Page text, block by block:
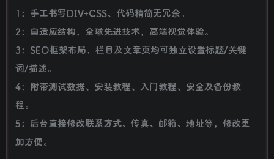
1：手工书写DIV+CSS、代码精简无冗余。
2：自适应结构，全球先进技术，高端视觉体验。
3：SEO框架布局，栏目及文章页均可独立设置标题/关键
词/描述。
4：附带测试数据、安装教程、入门教程、安全及备份教
程。
5：后台直接修改联系方式、传真、邮箱、地址等，修改更
加方便。